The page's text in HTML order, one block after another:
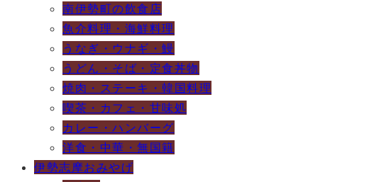
南伊勢町の飲食店
魚介料理・海鮮料理
うなぎ・ウナギ・鰻
うどん・そば・定食丼物
焼肉・ステーキ・韓国料理
喫茶・カフェ・甘味処
カレー・ハンバーグ
洋食・中華・無国籍
伊勢志摩おみやげ